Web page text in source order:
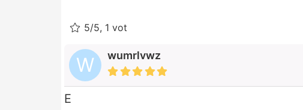
5/5, 1 vot
W wumrlvwz
E